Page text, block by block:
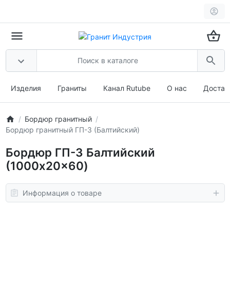
Изделия Граниты Канал Rutube О нас
Бордюр гранитный
Бордюр гранитный ГП-3 (Балтийский)
Бордюр ГП-3 Балтийский
(1000x20x60)
Информация о товаре